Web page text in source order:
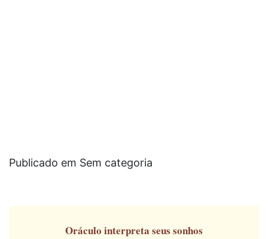
Publicado em Sem categoria
Oráculo interpreta seus sonhos